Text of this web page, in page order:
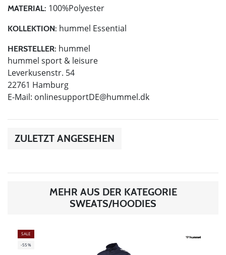
MATERIAL: 100%Polyester
KOLLEKTION: hummel Essential
HERSTELLER: hummel
hummel sport & leisure
Leverkusenstr. 54
22761 Hamburg
E-Mail: onlinesupportDE@hummel.dk
ZULETZT ANGESEHEN
MEHR AUS DER KATEGORIE
SWEATS/HOODIES
SALE
-55%